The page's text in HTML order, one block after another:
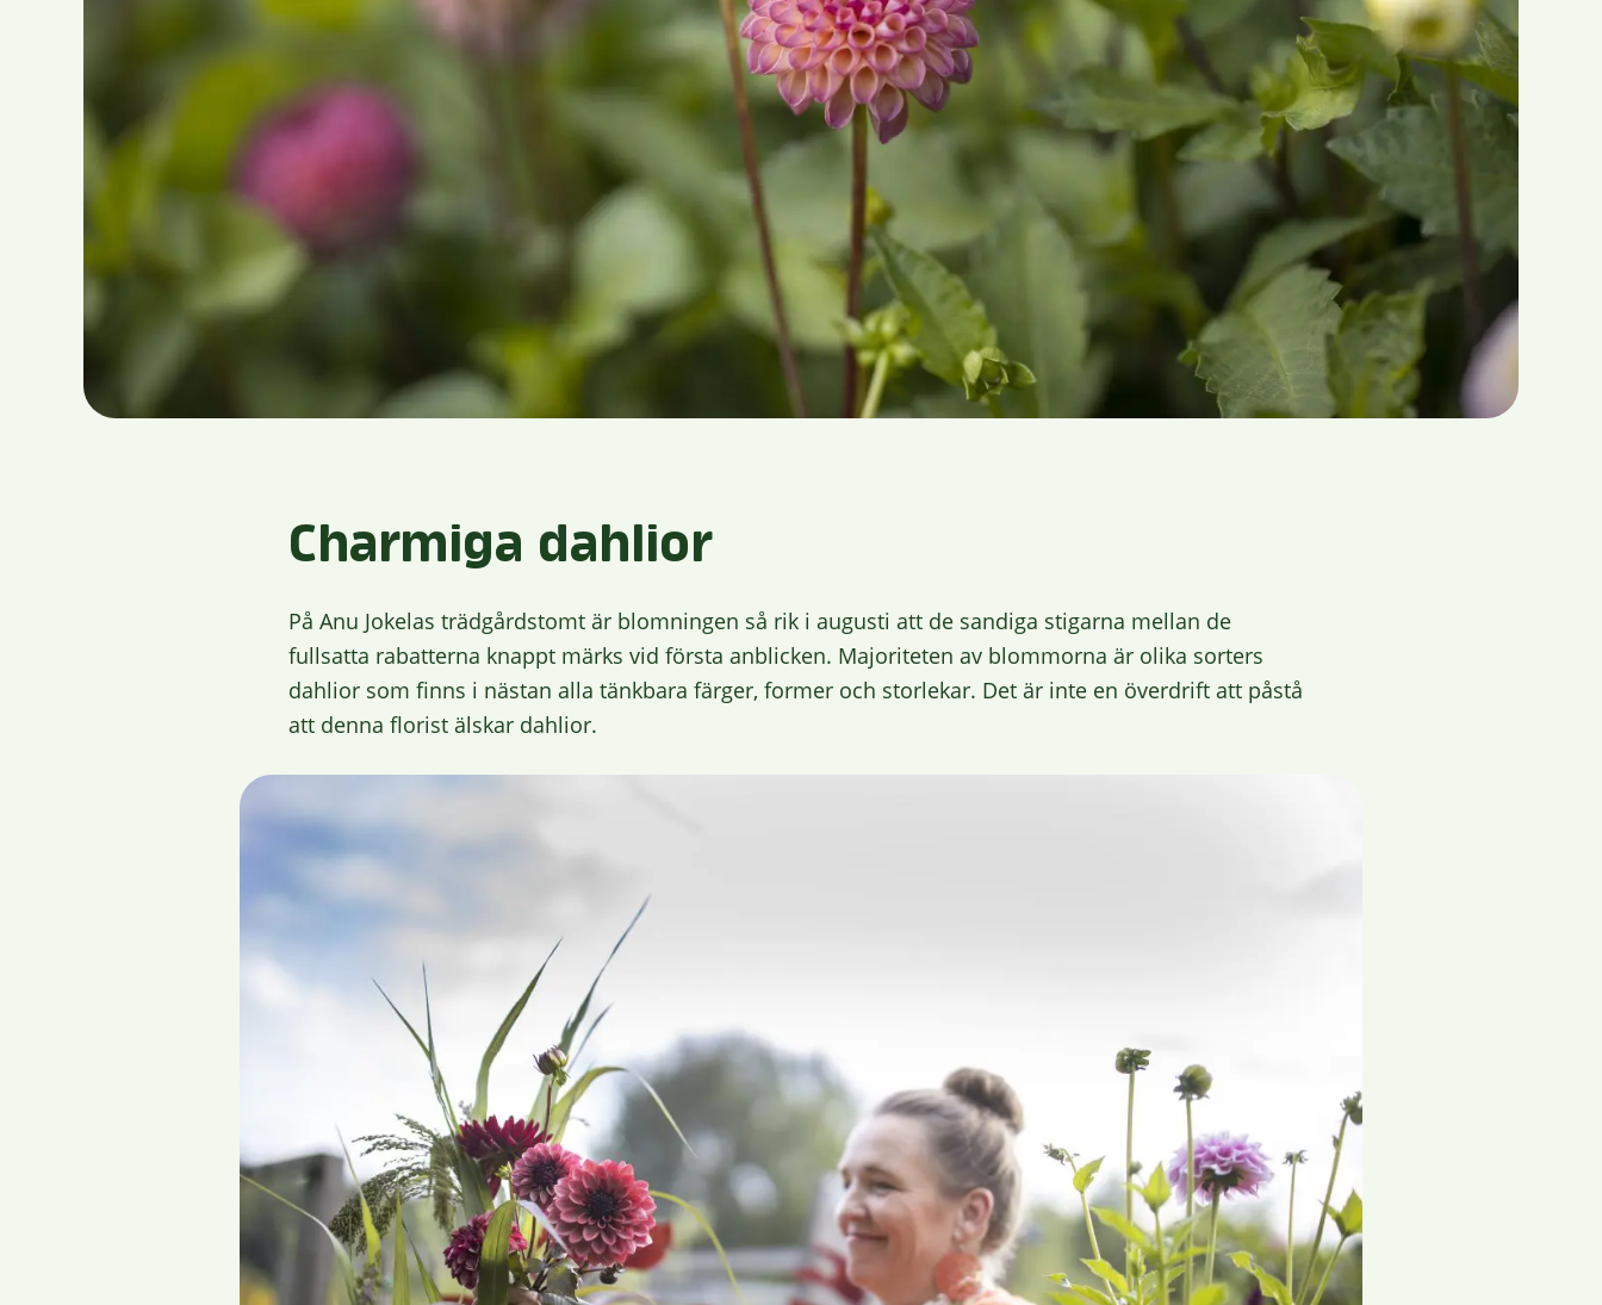
Charmiga dahlior
På Anu Jokelas trädgårdstomt är blomningen så rik i augusti att de sandiga stigarna mellan de
fullsatta rabatterna knappt märks vid första anblicken. Majoriteten av blommorna är olika sorters
dahlior som finns i nästan alla tänkbara färger, former och storlekar. Det är inte en överdrift att påstå
att denna florist älskar dahlior.